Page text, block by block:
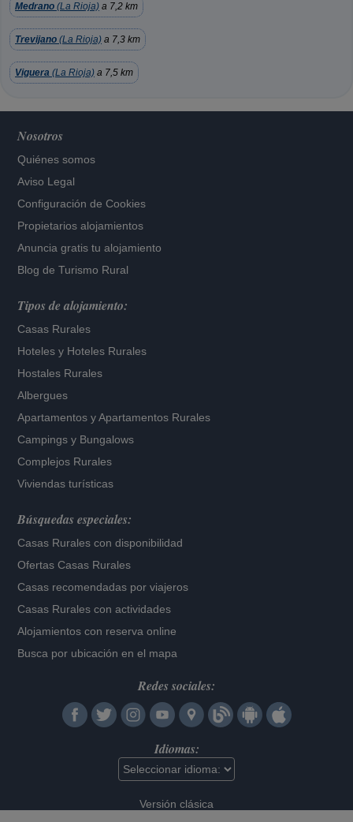
Medrano (La Rioja) a 7,2 km
Trevijano (La Rioja) a 7,3 km
Viguera (La Rioja) a 7,5 km
Nosotros
Quiénes somos
Aviso Legal
Configuración de Cookies
Propietarios alojamientos
Anuncia gratis tu alojamiento
Blog de Turismo Rural
Tipos de alojamiento:
Casas Rurales
Hoteles y Hoteles Rurales
Hostales Rurales
Albergues
Apartamentos yApartamentos Rurales
Campings y Bungalows
Complejos Rurales
Viviendas turísticas
Búsquedas especiales:
Casas Rurales con disponibilidad
Ofertas Casas Rurales
Casas recomendadas por viajeros
Casas Rurales con actividades
Alojamientos con reserva online
Busca por ubicación en el mapa
Redes sociales:
Idiomas:
Versión clásica